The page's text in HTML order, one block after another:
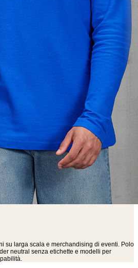
su larga scala e merchandising di eventi. Polo
neutral senza etichette e modelli per